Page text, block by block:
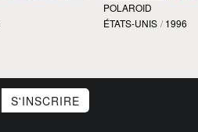
POLAROID
ÉTATS-UNIS / 1996